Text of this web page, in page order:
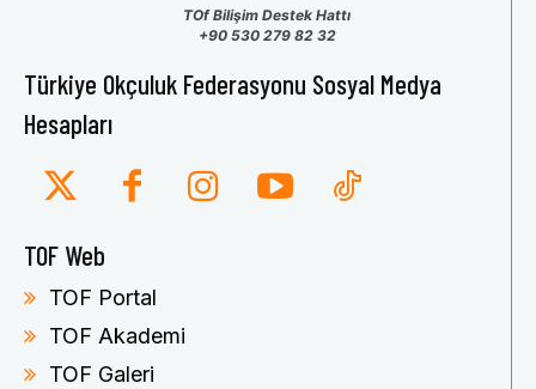
TOf Bilişim Destek Hattı
+90 530 279 82 32
Türkiye Okçuluk Federasyonu Sosyal Medya
Hesapları
TOF Web
TOF Portal
TOF Akademi
TOF Galeri